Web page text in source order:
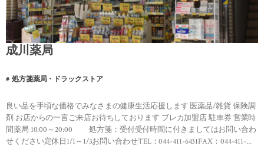
成川薬局
処方箋薬局・ドラックストア
良い品を手頃な価格でみなさまの健康生活応援します 医薬品/雑貨 保険調
剤 お店からの一言ご来店お待ちしております ブレカ加盟店 駐車券 営業時
間薬局 10:00～20:00 処方箋：受付受付時間に付きましてはお問い合わ
せください定休日1/1～1/3お問い合わせTEL：044-411-6431FAX：044-411-...